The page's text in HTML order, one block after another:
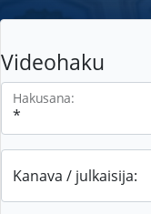
Videohaku
Hakusana:
Kanava / julkaisija: